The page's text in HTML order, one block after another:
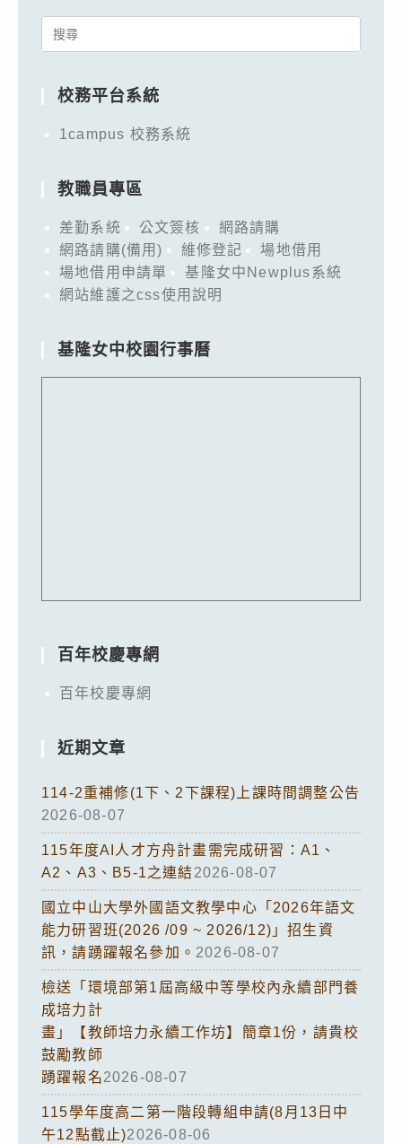
Search
校務平台系統
1campus 校務系統
教職員專區
差勤系統 公文簽核
網路請購
網路請購(備用)
維修登記
場地借用
場地借用申請單
基隆女中Newplus系統
網站維護之css使用說明
基隆女中校園行事曆
百年校慶專網
百年校慶專網
近期文章
114-2重補修(1下、2下課程)上課時間調整公告
2026-08-07
115年度AI人才方舟計畫需完成研習：A1、
A2、A3、B5-1之連結2026-08-07
國立中山大學外國語文教學中心「2026年語文
能力研習班(2026 /09 ~ 2026/12)」招生資
訊，請踴躍報名參加。 2026-08-07
檢送「環境部第1屆高級中等學校內永續部門養
成培力計
畫」【教師培力永續工作坊】簡章1份，請貴校
鼓勵教師
踴躍報名2026-08-07
115學年度高二第一階段轉組申請(8月13日中
午12點截止)2026-08-06